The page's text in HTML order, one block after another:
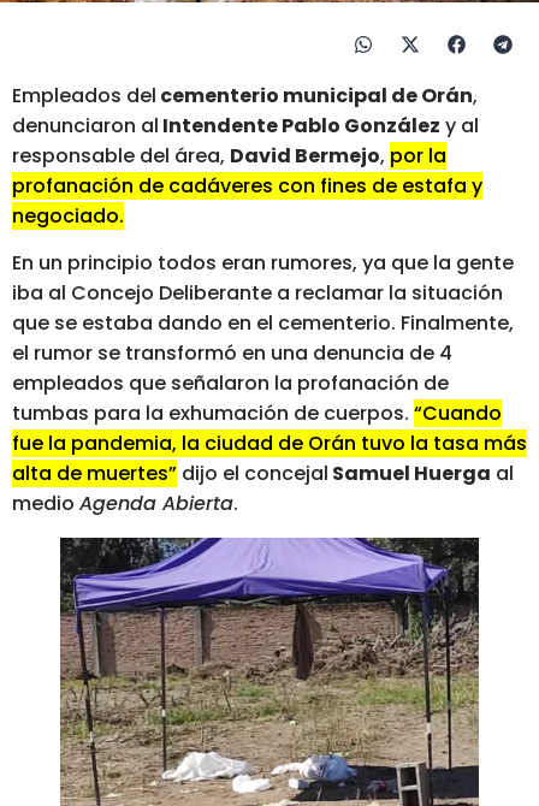
Empleados del cementerio municipal de Orán,
denunciaron al Intendente Pablo González y al
responsable del área, David Bermejo, por la
profanación de cadáveres con fines de estafa y
negociado.
En un principio todos eran rumores, ya que la gente
iba al Concejo Deliberante a reclamar la situación
que se estaba dando en el cementerio. Finalmente,
el rumor se transformó en una denuncia de 4
empleados que señalaron la profanación de
tumbas para la exhumación de cuerpos. “Cuando
fue la pandemia, la ciudad de Orán tuvo la tasa más
alta de muertes” dijo el concejal Samuel Huerga al
medio Agenda Abierta.